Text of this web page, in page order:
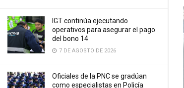
IGT continúa ejecutando
operativos para asegurar el pago
del bono 14
7 DE AGOSTO DE 2026
Oficiales de la PNC se gradúan
como especialistas en Policía